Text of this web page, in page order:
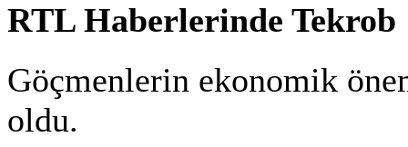
RTL Haberlerinde Tekrob
Göçmenlerin ekonomik
oldu.